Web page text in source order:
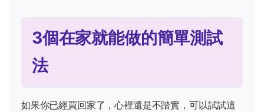
3個在家就能做的簡單測試
法
如果你已經買回家了，心裡還是不踏實，可以試試這